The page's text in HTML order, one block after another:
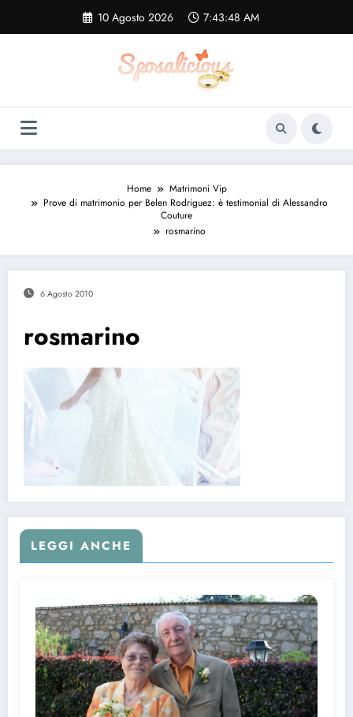
contenuto
10 Agosto 2026 7:43:49 AM
Home
Matrimoni Vip
Prove di matrimonio per Belen Rodriguez: è testimonial di Alessandro
Couture
rosmarino
6 Agosto 2010
rosmarino
LEGGI ANCHE